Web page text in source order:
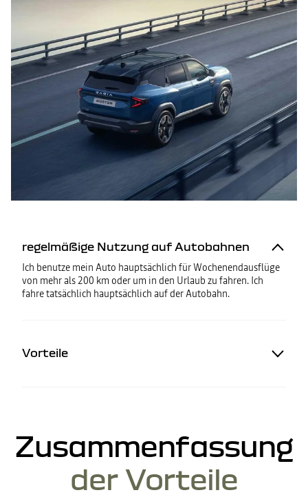
regelmäßige Nutzung auf Autobahnen
Ich benutze mein Auto hauptsächlich für Wochenendausflüge
von mehr als 200 km oder um in den Urlaub zu fahren. Ich
fahre tatsächlich hauptsächlich auf der Autobahn.
Vorteile
Zusammenfassung
der Vorteile